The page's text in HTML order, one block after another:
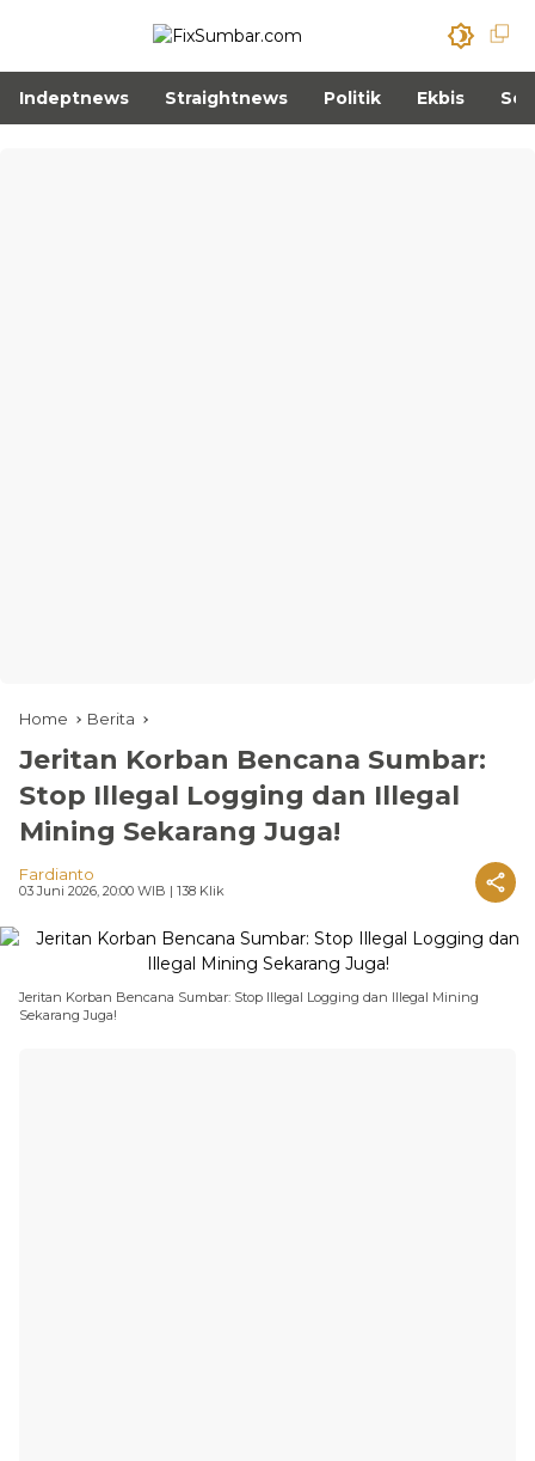
Indeptnews Straightnews Politik Ekbis
Home Berita
Jeritan Korban Bencana Sumbar:
Stop Illegal Logging dan Illegal
Mining Sekarang Juga!
Fardianto
03 Juni 2026, 20:00 WIB | 138 Klik
Jeritan Korban Bencana Sumbar: Stop Illegal Logging dan Illegal Mining
Sekarang Juga!